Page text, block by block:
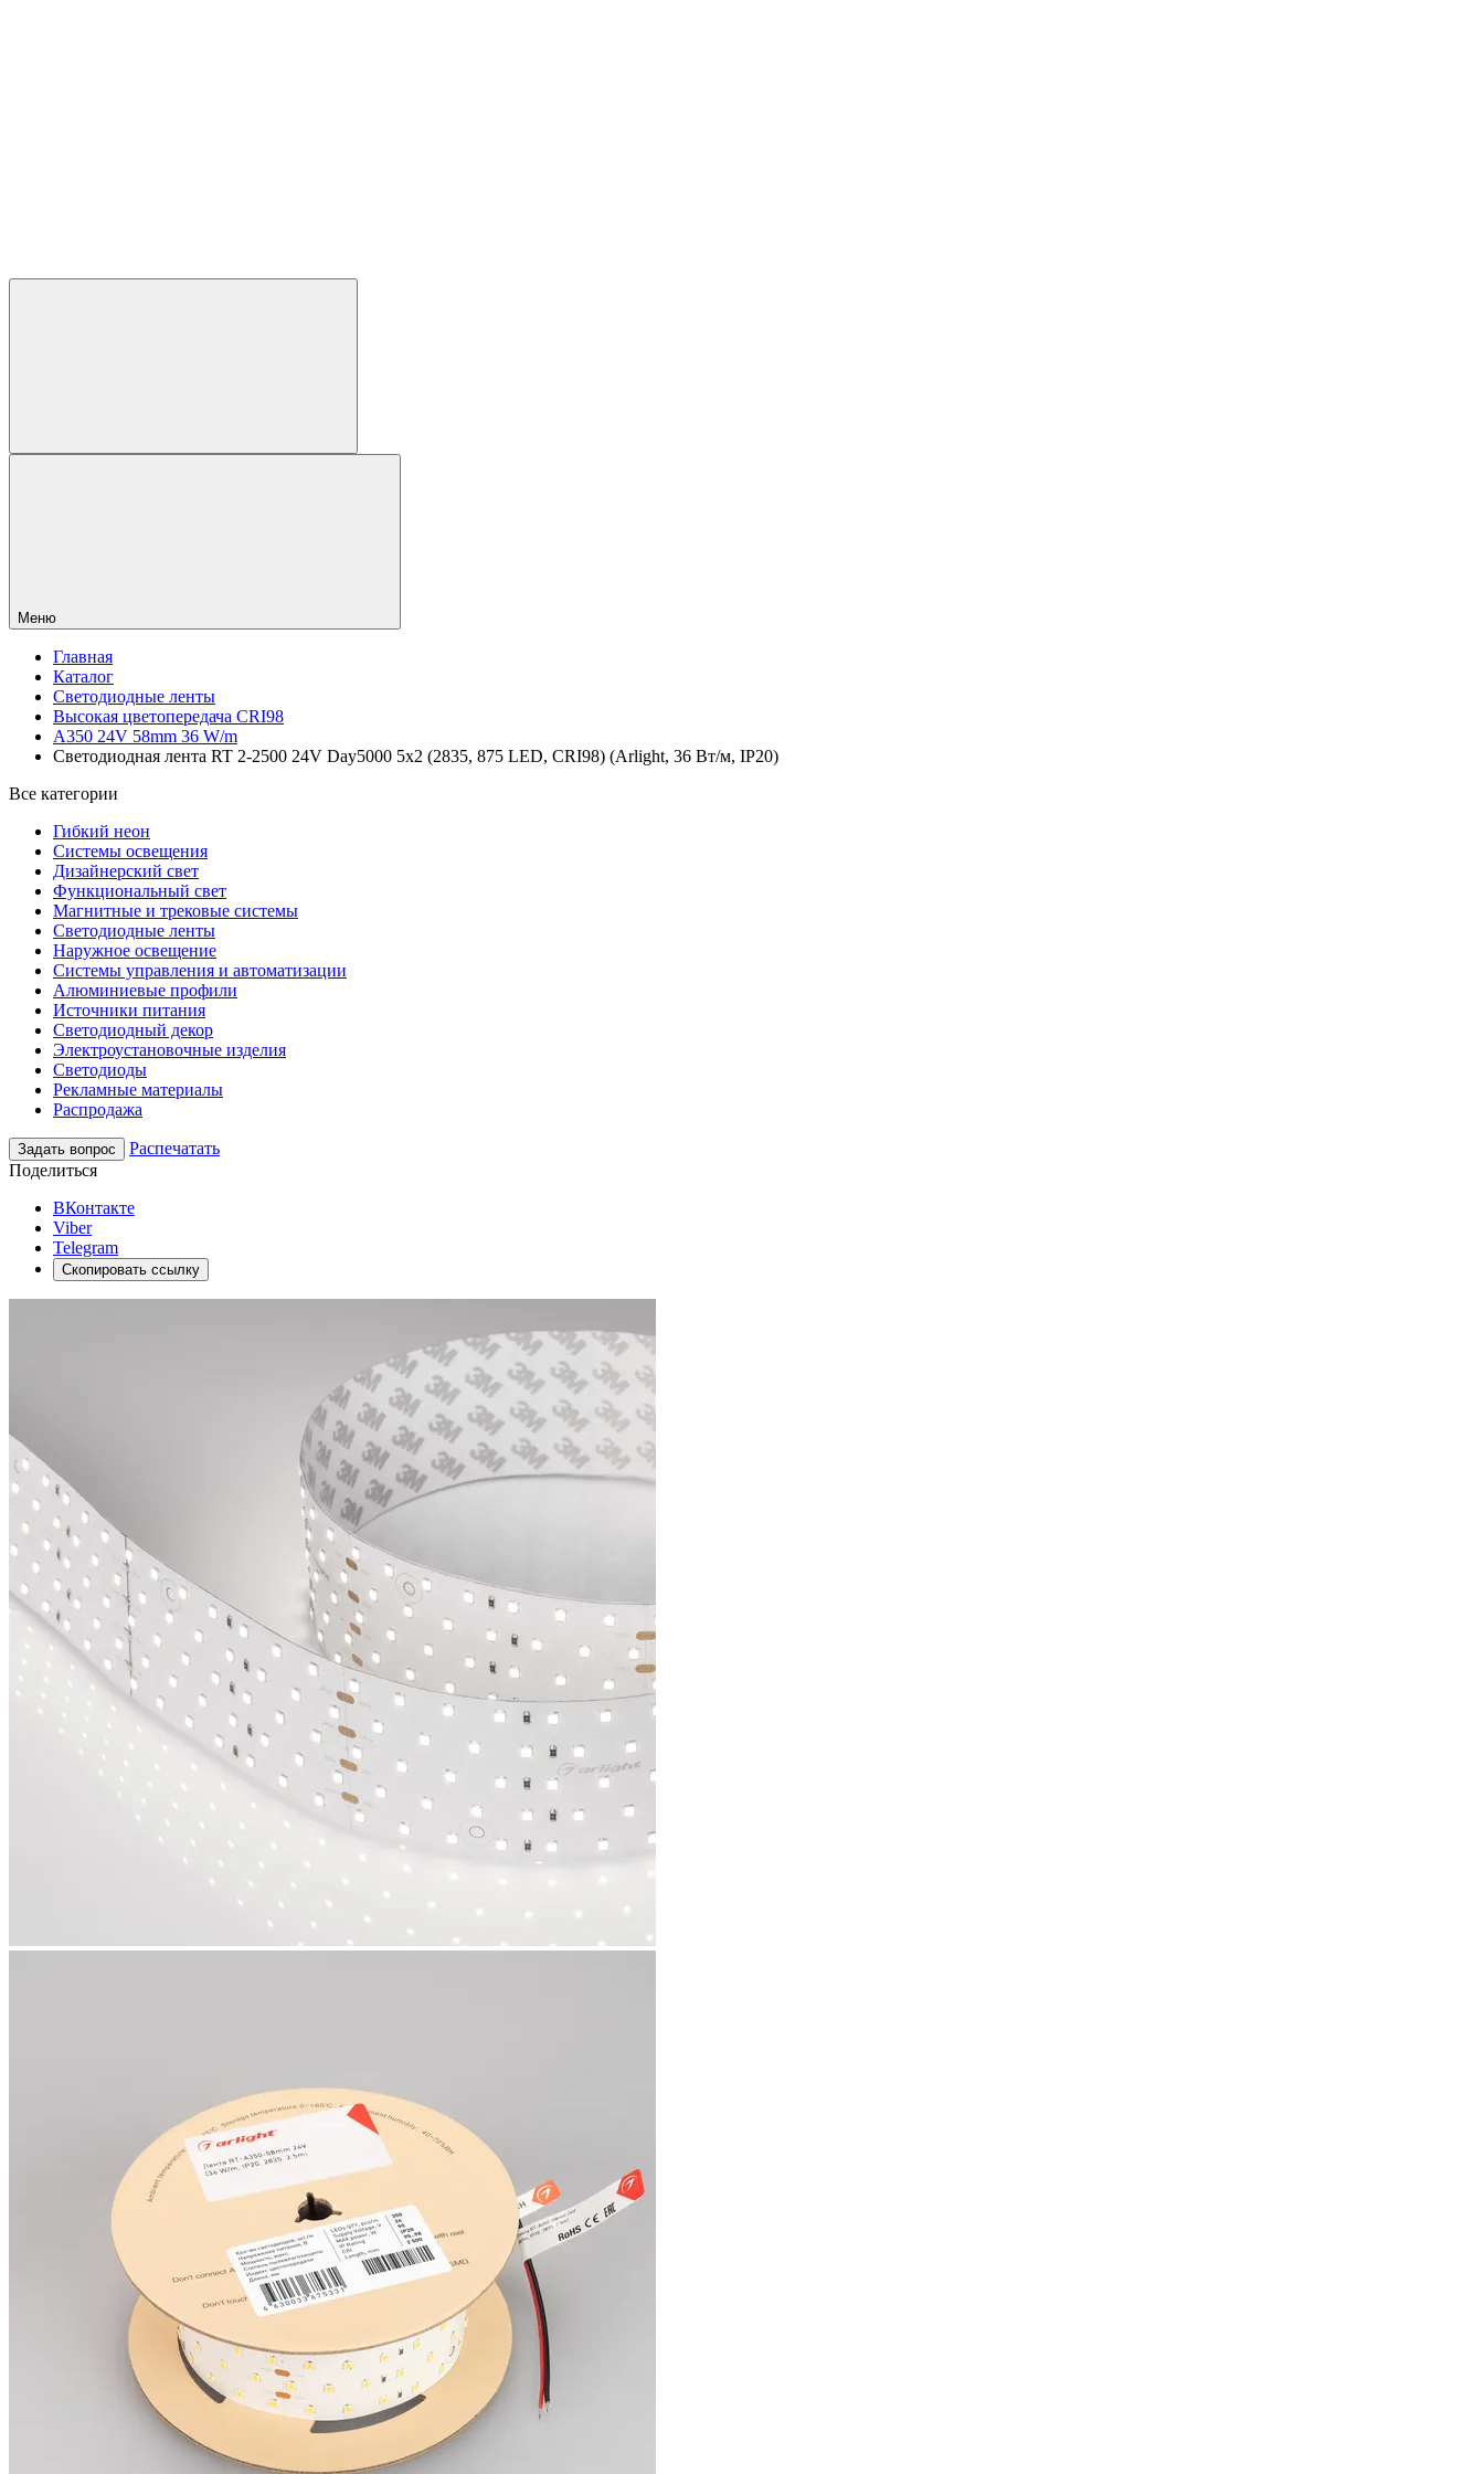
Меню
Главная
Каталог
Светодиодные ленты
Высокая цветопередача CRI98
A350 24V 58mm 36 W/m
Светодиодная лента RT 2-2500 24V Day5000 5x2 (2835, 875 LED, CRI98) (Arlight, 36 Вт/м, IP20)
Все категории
Гибкий неон
Системы освещения
Дизайнерский свет
Функциональный свет
Магнитные и трековые системы
Светодиодные ленты
Наружное освещение
Системы управления и автоматизации
Алюминиевые профили
Источники питания
Светодиодный декор
Электроустановочные изделия
Светодиоды
Рекламные материалы
Распродажа
Задать вопрос
Распечатать
Поделиться
ВКонтакте
Viber
Telegram
Скопировать ссылку